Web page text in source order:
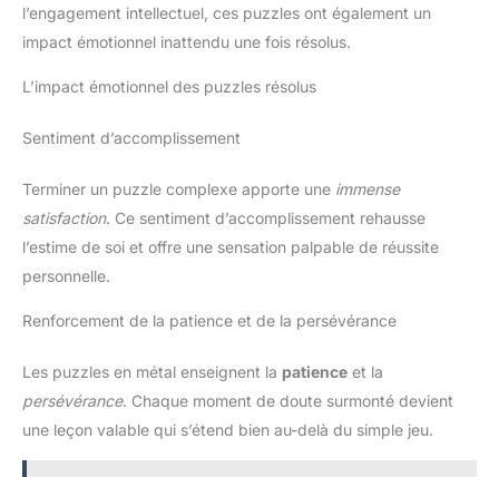
l’engagement intellectuel, ces puzzles ont également un
impact émotionnel inattendu une fois résolus.
L’impact émotionnel des puzzles résolus
Sentiment d’accomplissement
Terminer un puzzle complexe apporte une immense
satisfaction. Ce sentiment d’accomplissement rehausse
l’estime de soi et offre une sensation palpable de réussite
personnelle.
Renforcement de la patience et de la persévérance
Les puzzles en métal enseignent la patience et la
persévérance. Chaque moment de doute surmonté devient
une leçon valable qui s’étend bien au-delà du simple jeu.